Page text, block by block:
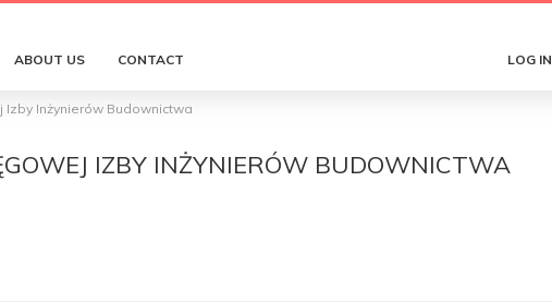
ABOUT US CONTACT LOG IN
Inżynierów Budownictwa
IZBY INŻYNIERÓW BUDOWNICTWA